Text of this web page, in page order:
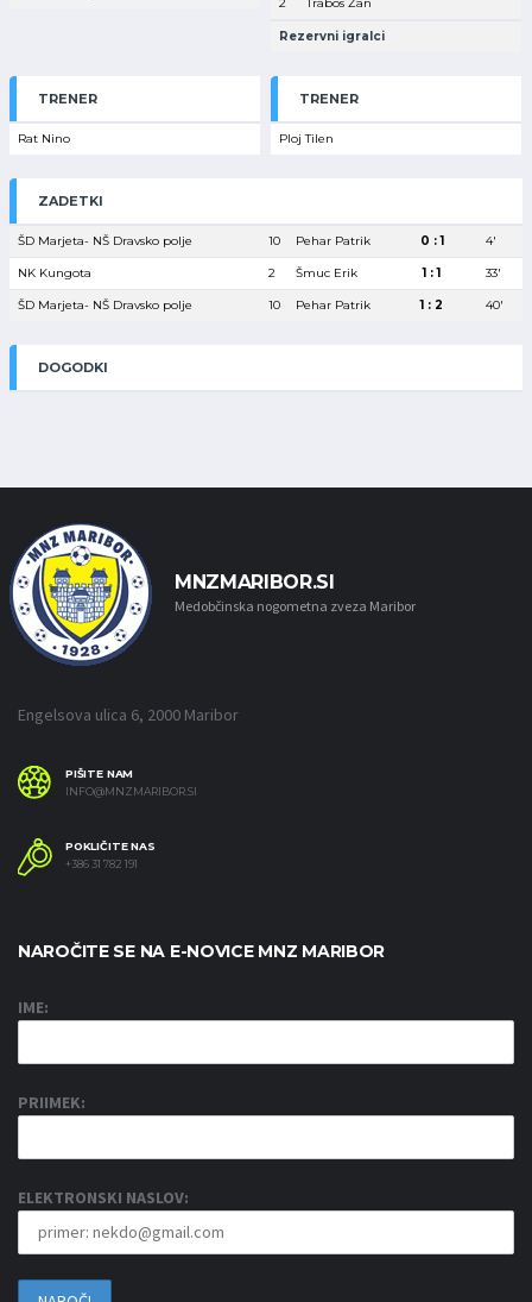
Rezervni igralci
TRENER
Rat Nino
TRENER
Ploj Tilen
ZADETKI
ŠD Marjeta- NŠ Dravsko polje 10 Pehar Patrik 0 : 1 4′
NK Kungota 2 Šmuc Erik 1 : 1 33′
ŠD Marjeta- NŠ Dravsko polje 10 Pehar Patrik 1 : 2 40′
DOGODKI
MNZMARIBOR.SI
Medobčinska nogometna zveza Maribor
Engelsova ulica 6, 2000 Maribor
PIŠITE NAM
INFO@MNZMARIBOR.SI
POKLIČITE NAS
+386 31 782 191
NAROČITE SE NA E-NOVICE MNZ MARIBOR
IME:
PRIIMEK:
ELEKTRONSKI NASLOV: